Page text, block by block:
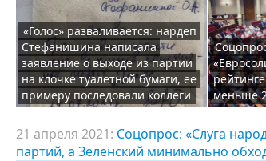
«Голос» разваливается: нардеп
Стефанишина написала
заявление о выходе из партии
на клочке туалетной бумаги, ее
примеру последовали коллеги
меньше
21 апреля 2021: Соцопрос: «Слуга
партий, а Зеленский минимально